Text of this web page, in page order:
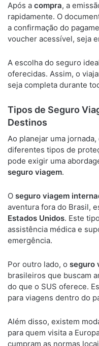
Após a compra, a
rapidamente. O
a confirmação do
voucher acessível, seja
A escolha do seguro
oferecidas. Assim, o
seja completa durante
Tipos de Seguro
Destinos
Ao planejar uma
diferentes tipos de
pode exigir uma
seguro viagem.
O seguro viagem
aventura fora do Brasil,
Estados Unidos. Este
assistência médica e
emergência.
Por outro lado, o seguro
brasileiros que buscam
do que o SUS oferece.
para viagens dentro do
Além disso, existem
para quem visita a
cumpram as normas